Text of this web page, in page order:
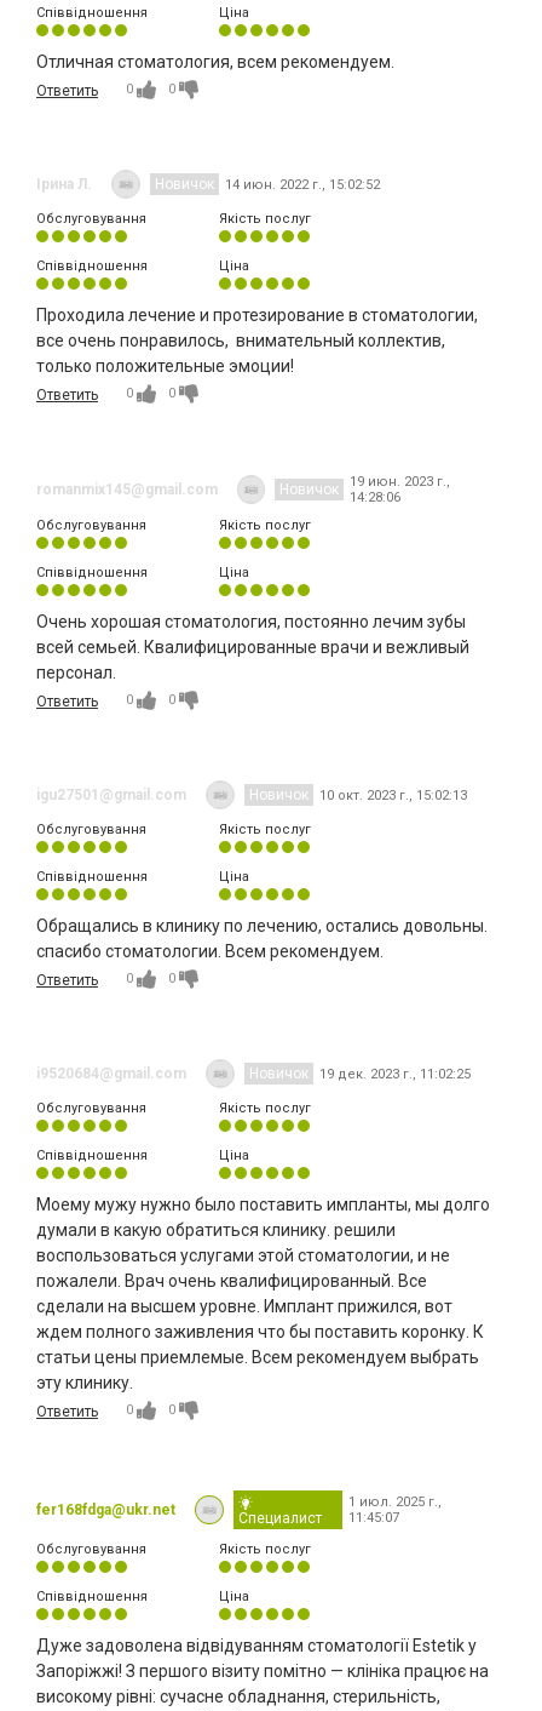
Співвідношення Ціна
Отличная стоматология, всем рекомендуем.
Ответить 0 0
Ірина Л. Новичок 14 июн. 2022 г., 15:02:52
Обслуговування Якість послуг
Співвідношення Ціна
Проходила лечение и протезирование в стоматологии,
все очень понравилось, внимательный коллектив,
только положительные эмоции!
Ответить 0 0
romanmix145@gmail.com Новичок
19 июн. 2023 г.,
14:28:06
Обслуговування
Якість послуг
Співвідношення Ціна
Очень хорошая стоматология, постоянно лечим зубы
всей семьей. Квалифицированные врачи и вежливый
персонал.
Ответить 0 0
igu27501@gmail.com Новичок 10 окт. 2023 г., 15:02:13
Обслуговування Якість послуг
Співвідношення Ціна
Обращались в клинику по лечению, остались довольны.
спасибо стоматологии. Всем рекомендуем.
Ответить 0 0
i9520684@gmail.com Новичок 19 дек. 2023 г., 11:02:25
Обслуговування Якість послуг
Співвідношення Ціна
Моему мужу нужно было поставить импланты, мы долго
думали в какую обратиться клинику. решили
воспользоваться услугами этой стоматологии, и не
пожалели. Врач очень квалифицированный. Все
сделали на высшем уровне. Имплант прижился, вот
ждем полного заживления что бы поставить коронку. К
статьи цены приемлемые. Всем рекомендуем выбрать
эту клинику.
Ответить 0 0
fer168fdga@ukr.net Специалист
1 июл. 2025 г.,
11:45:07
Обслуговування
Якість послуг
Співвідношення Ціна
Дуже задоволена відвідуванням стоматології Estetik у
Запоріжжі! З першого візиту помітно — клініка працює на
високому рівні: сучасне обладнання, стерильність,